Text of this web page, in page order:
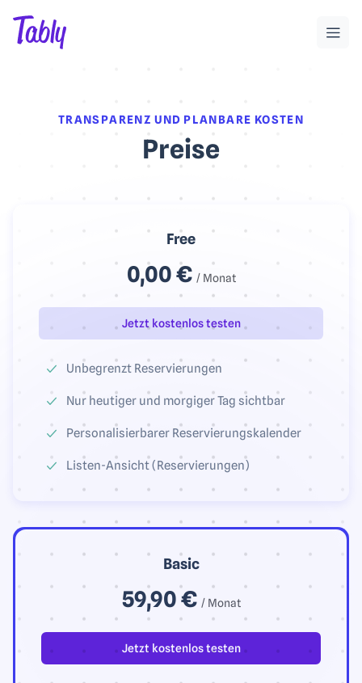
TRANSPARENZ UND PLANBARE KOSTEN
Preise
Free
0,00 € / Monat
Jetzt kostenlos testen
Unbegrenzt Reservierungen
Nur heutiger und morgiger Tag sichtbar
Personalisierbarer Reservierungskalender
Listen-Ansicht (Reservierungen)
Basic
59,90 € / Monat
Jetzt kostenlos testen